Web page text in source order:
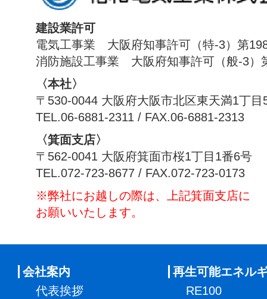
建設業許可
電気工事業 大阪府知事許可（特-3）第
消防施設工事業 大阪府知事許可（般-3）
〈本社〉
〒530-0044 大阪府大阪市北区東天満1丁目
TEL.06-6881-2311 / FAX.06-6881-2313
〈箕面支店〉
〒562-0041 大阪府箕面市桜1丁目1番6号
TEL.072-723-8677 / FAX.072-723-0173
※弊社にお越しの際は、上記箕面支店に
お願いいたします。
会社案内
代表挨拶
再生可能エネル
RE100